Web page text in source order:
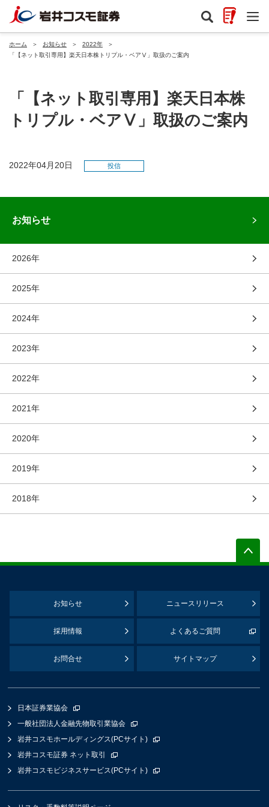
ホーム ＞ お知らせ ＞ 2022年
＞
「【ネット取引専用】楽天日本株トリプル・ベアⅤ」取扱のご案内
「【ネット取引専用】楽天日本株
トリプル・ベアⅤ」取扱のご案内
2022年04月20日 投信
お知らせ
2026年
2025年
2024年
2023年
2022年
2021年
2020年
2019年
2018年
お知らせ ニュースリリース
採用情報 よくあるご質問
お問合せ サイトマップ
日本証券業協会
一般社団法人金融先物取引業協会
岩井コスモホールディングス(PCサイト)
岩井コスモ証券 ネット取引
岩井コスモビジネスサービス(PCサイト)